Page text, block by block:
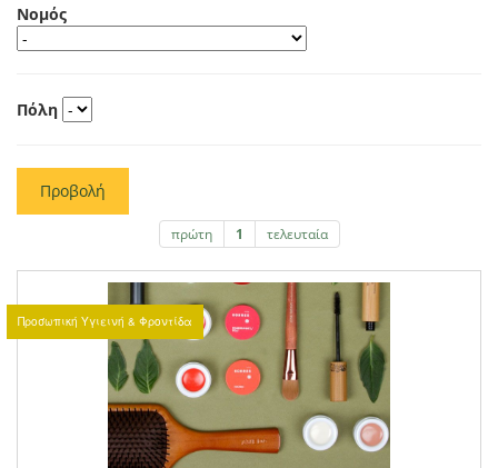
Νομός
Πόλη
Προβολή
πρώτη 1 τελευταία
Προσωπική Υγιεινή & Φροντίδα